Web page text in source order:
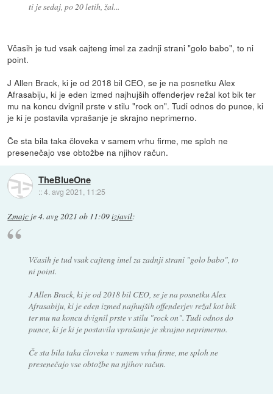
ti je sedaj, po 20 letih, žal...
Včasih je tud vsak cajteng imel za zadnji strani "golo babo", to ni
point.
J Allen Brack, ki je od 2018 bil CEO, se je na posnetku Alex
Afrasabiju, ki je eden izmed najhujših offenderjev režal kot bik ter
mu na koncu dvignil prste v stilu "rock on". Tudi odnos do punce, ki
je ki je postavila vprašanje je skrajno neprimerno.
Če sta bila taka človeka v samem vrhu firme, me sploh ne
presenečajo vse obtožbe na njihov račun.
TheBlueOne
::4. avg 2021, 11:25
Zmajc je4. avg 2021 ob 11:09izjavil:
Včasih je tud vsak cajteng imel za zadnji strani "golo babo", to
ni point.
J Allen Brack, ki je od 2018 bil CEO, se je na posnetku Alex
Afrasabiju, ki je eden izmed najhujših offenderjev režal kot bik
ter mu na koncu dvignil prste v stilu "rock on". Tudi odnos do
punce, ki je ki je postavila vprašanje je skrajno neprimerno.
Če sta bila taka človeka v samem vrhu firme, me sploh ne
presenečajo vse obtožbe na njihov račun.